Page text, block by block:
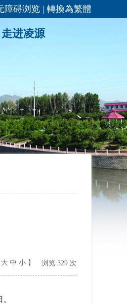
障碍浏览 | 轉換為繁體
走进凌源
大 中 小 】 浏览:329 次